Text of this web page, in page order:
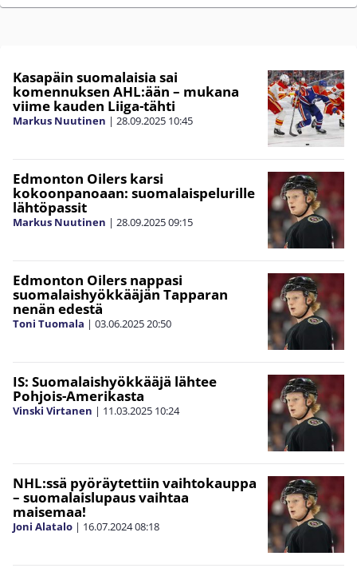
Kasapäin suomalaisia sai
komennuksen AHL:ään – mukana
viime kauden Liiga-tähti
Markus Nuutinen | 28.09.2025 10:45
Edmonton Oilers karsi
kokoonpanoaan: suomalaispelurille
lähtöpassit
Markus Nuutinen | 28.09.202509:15
Edmonton Oilers nappasi
suomalaishyökkääjän Tapparan
nenän edestä
Toni Tuomala | 03.06.202520:50
IS: Suomalaishyökkääjä lähtee
Pohjois-Amerikasta
Vinski Virtanen | 11.03.2025 10:24
NHL:ssä pyöräytettiin vaihtokauppa
– suomalaislupaus vaihtaa
maisemaa!
Joni Alatalo | 16.07.202408:18